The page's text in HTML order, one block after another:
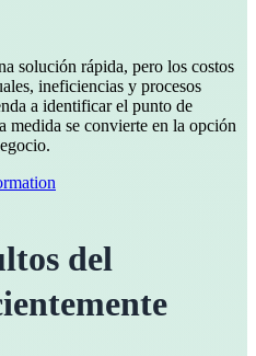
solución rápida, pero los costos
ineficiencias y procesos
a identificar el punto de
medida se convierte en la opción
del